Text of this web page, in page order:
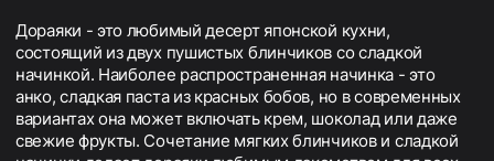
Дораяки - это любимый десерт японской кухни,
состоящий из двух пушистых блинчиков со сладкой
начинкой. Наиболее распространенная начинка - это
анко, сладкая паста из красных бобов, но в современных
вариантах она может включать крем, шоколад или даже
свежие фрукты. Сочетание мягких блинчиков и сладкой